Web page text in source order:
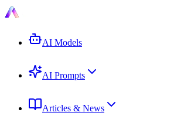
AI Models
AI Prompts
Articles & News